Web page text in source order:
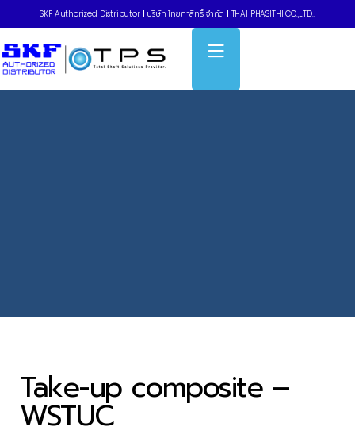
SKF Authorized Distributor บริษัท ไทยภาสิทธิ์ จำกัด THAI PHASITHI CO.,LTD..
Home » Take-up composite – WSTUC
Take-up composite –
WSTUC